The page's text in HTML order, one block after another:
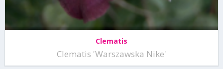
Clematis
Clematis 'Warszawska Nike'